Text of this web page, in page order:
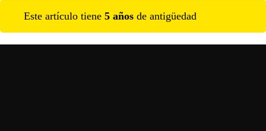
Este artículo tiene 5 años de antigüedad